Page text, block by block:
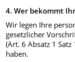
4. Wer bekommt
Wir legen Ihre
gesetzlicher
(Art. 6 Absatz 1
haben.